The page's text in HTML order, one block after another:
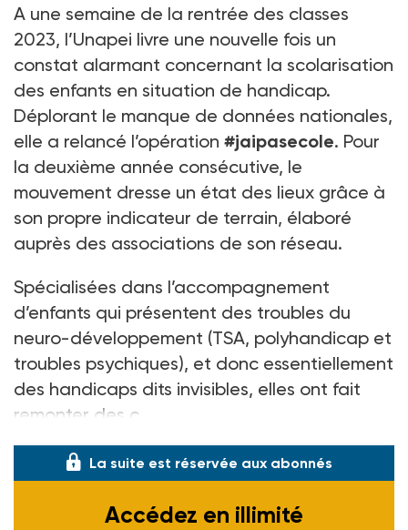
A une semaine de la rentrée des classes
2023, l’Unapei livre une nouvelle fois un
constat alarmant concernant la scolarisation
des enfants en situation de handicap.
Déplorant le manque de données nationales,
elle a relancé l’opération #jaipasecole. Pour
la deuxième année consécutive, le
mouvement dresse un état des lieux grâce à
son propre indicateur de terrain, élaboré
auprès des associations de son réseau.
Spécialisées dans l’accompagnement
d’enfants qui présentent des troubles du
neuro-développement (TSA, polyhandicap et
troubles psychiques), et donc essentiellement
des handicaps dits invisibles, elles ont fait
remonter des c
La suite est réservée aux abonnés
Accédez en illimité